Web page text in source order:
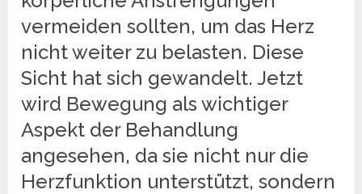
vermeiden sollten, um das Herz
nicht weiter zu belasten. Diese
Sicht hat sich gewandelt. Jetzt
wird Bewegung als wichtiger
Aspekt der Behandlung
angesehen, da sie nicht nur die
Herzfunktion unterstützt, sondern